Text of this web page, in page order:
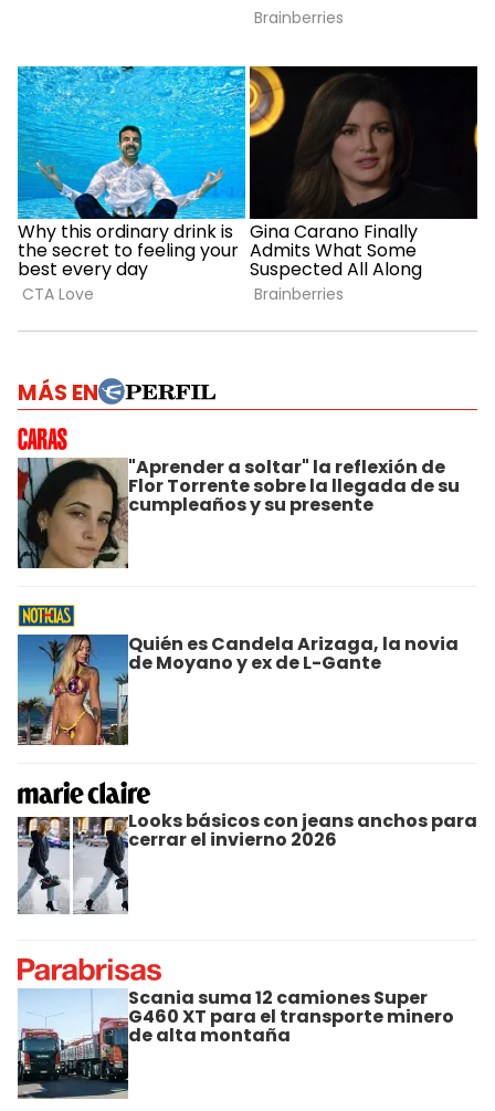
MÁS EN
"Aprender a soltar" la reflexión de
Flor Torrente sobre la llegada de su
cumpleaños y su presente
Quién es Candela Arizaga, la novia
de Moyano y ex de L-Gante
Looks básicos con jeans anchos para
cerrar el invierno 2026
Scania suma 12 camiones Super
G460 XT para el transporte minero
de alta montaña